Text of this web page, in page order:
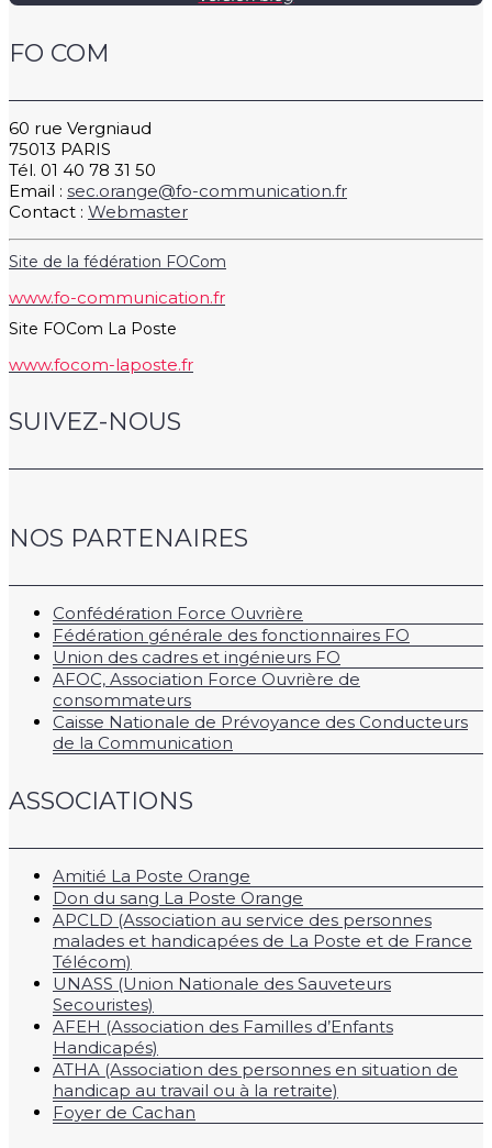
FO COM
60 rue Vergniaud
75013 PARIS
Tél. 01 40 78 31 50
Email : sec.orange@fo-communication.fr
Contact : Webmaster
Site de la fédération FOCom
www.fo-communication.fr
Site FOCom La Poste
www.focom-laposte.fr
SUIVEZ-NOUS
NOS PARTENAIRES
Confédération Force Ouvrière
Fédération générale des fonctionnaires FO
Union des cadres et ingénieurs FO
AFOC, Association Force Ouvrière de
consommateurs
Caisse Nationale de Prévoyance des Conducteurs
de la Communication
ASSOCIATIONS
Amitié La Poste Orange
Don du sang La Poste Orange
APCLD (Association au service des personnes
malades et handicapées de La Poste et de France
Télécom)
UNASS (Union Nationale des Sauveteurs
Secouristes)
AFEH (Association des Familles d’Enfants
Handicapés)
ATHA (Association des personnes en situation de
handicap au travail ou à la retraite)
Foyer de Cachan